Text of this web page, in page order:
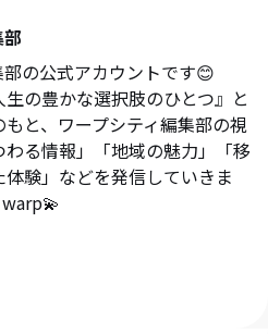
の公式アカウントです😊
生の豊かな選択肢のひとつ』と
と、ワープシティ編集部の視
る情報」「地域の魅力」「移
験」などを発信していきま